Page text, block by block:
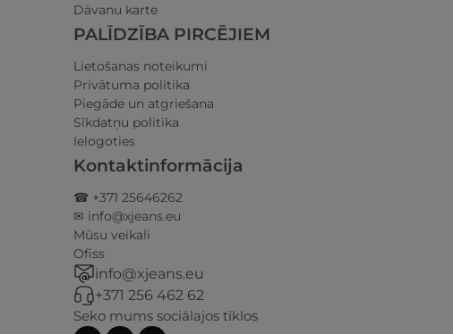
Dāvanu karte
PALĪDZĪBA PIRCĒJIEM
Lietošanas noteikumi
Privātuma politika
Piegāde un atgriešana
Sīkdatņu politika
Ielogoties
Kontaktinformācija
☎ +371 25646262
✉ info@xjeans.eu
Mūsu veikali
Ofiss
info@xjeans.eu
+371 256 462 62
Seko mums sociālajos tīklos